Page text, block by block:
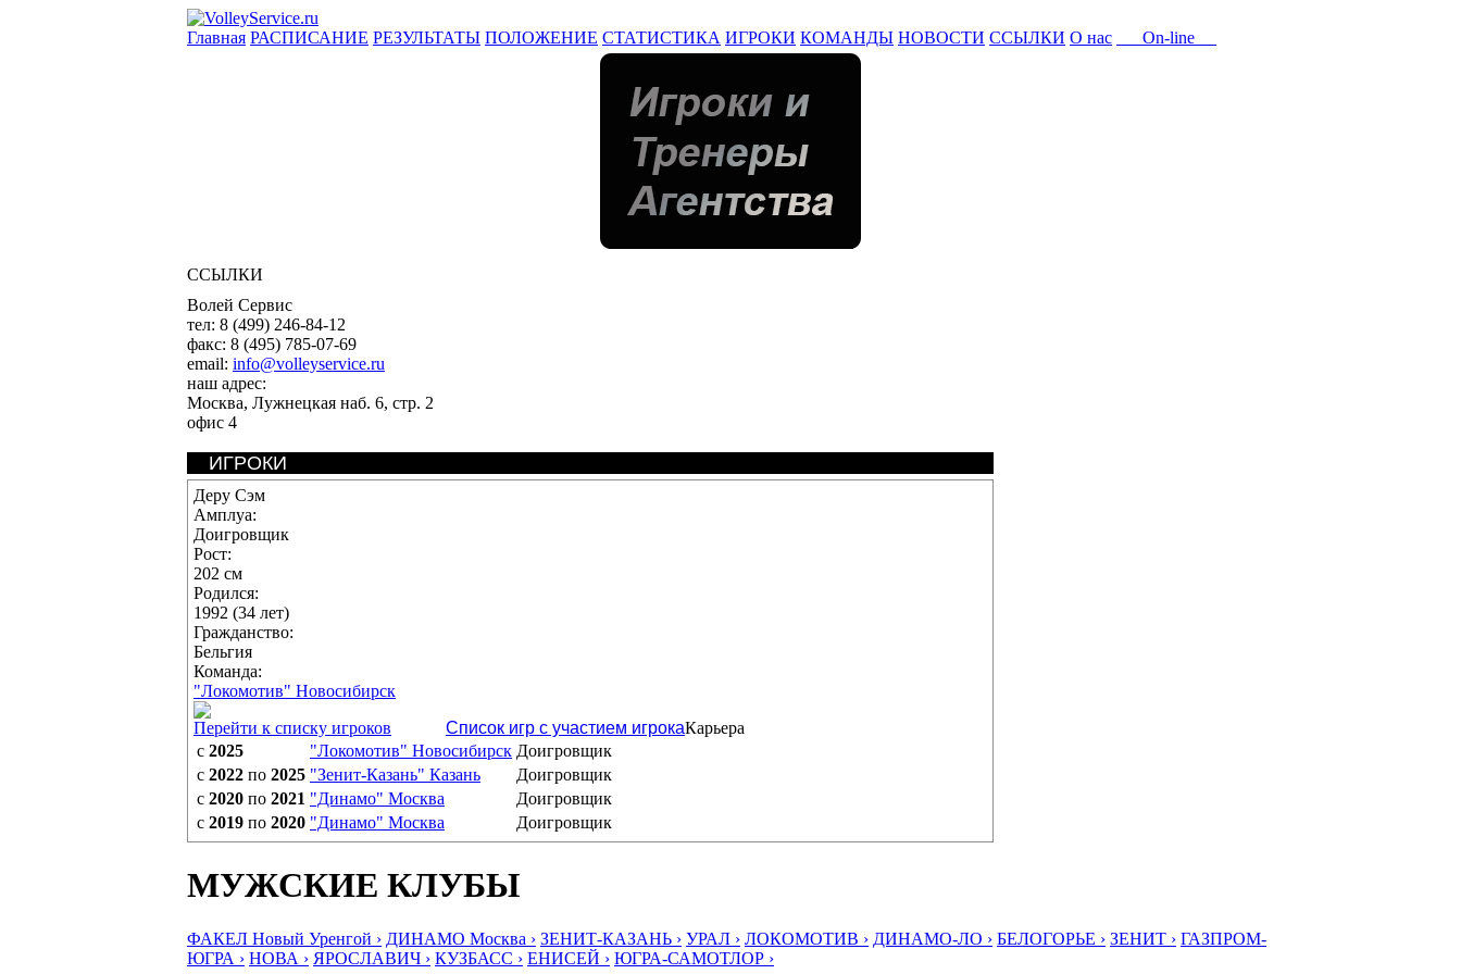
Главная РАСПИСАНИЕ РЕЗУЛЬТАТЫ ПОЛОЖЕНИЕ СТАТИСТИКА ИГРОКИ КОМАНДЫ НОВОСТИ ССЫЛКИ О нас On-line
ССЫЛКИ
Волей Сервис
тел: 8 (499) 246-84-12
факс: 8 (495) 785-07-69
email: info@volleyservice.ru
наш адрес:
Москва, Лужнецкая наб. 6, стр. 2
офис 4
ИГРОКИ
Деру Сэм
Амплуа:
Доигровщик
Рост:
202 см
Родился:
1992 (34 лет)
Гражданство:
Бельгия
Команда:
"Локомотив" Новосибирск
Перейти к списку игроков
Список игр с участием игрокаКарьера
с 2025 "Локомотив" Новосибирск Доигровщик
с 2022 по 2025 "Зенит-Казань" Казань
Доигровщик
с 2020 по 2021 "Динамо" Москва
Доигровщик
с 2019 по 2020 "Динамо" Москва Доигровщик
МУЖСКИЕ КЛУБЫ
ФАКЕЛ Новый Уренгой › ДИНАМО Москва › ЗЕНИТ-КАЗАНЬ › УРАЛ › ЛОКОМОТИВ › ДИНАМО-ЛО › БЕЛОГОРЬЕ › ЗЕНИТ › ГАЗПРОМ-
ЮГРА › НОВА › ЯРОСЛАВИЧ › КУЗБАСС › ЕНИСЕЙ › ЮГРА-САМОТЛОР ›